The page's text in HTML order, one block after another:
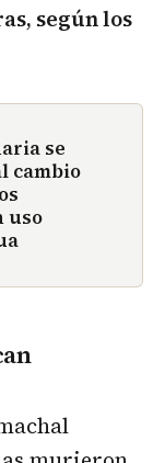
según los
se
cambio
uso